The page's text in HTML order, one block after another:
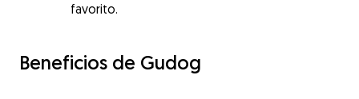
favorito.
Beneficios de Gudog